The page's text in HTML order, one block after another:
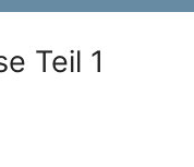
Teil 1